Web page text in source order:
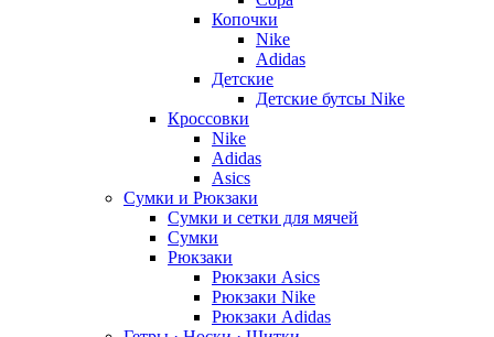
Копочки
Nike
Adidas
Детские
Детские бутсы Nike
Кроссовки
Nike
Adidas
Asics
Сумки и Рюкзаки
Сумки и сетки для мячей
Сумки
Рюкзаки
Рюкзаки Asics
Рюкзаки Nike
Рюкзаки Adidas